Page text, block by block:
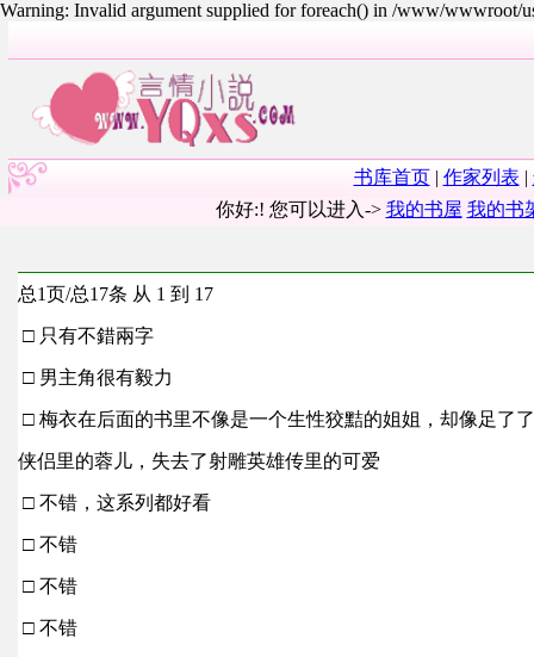
Warning: Invalid argument supplied for foreach() in /www/wwwroot/
书库首页| 作家列表 |
你好:! 您可以进入-> 我的书屋 我的书
总1页/总17条 从 1 到 17
□ 只有不錯兩字
□ 男主角很有毅力
□ 梅衣在后面的书里不像是一个生性狡黠的姐姐，却像足了
侠侣里的蓉儿，失去了射雕英雄传里的可爱
□ 不错，这系列都好看
□ 不错
□ 不错
□ 不错